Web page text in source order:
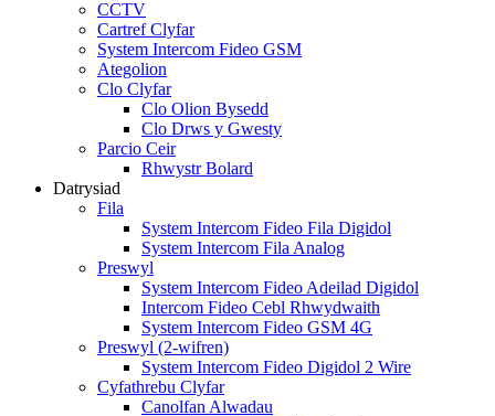
CCTV
Cartref Clyfar
System Intercom Fideo GSM
Ategolion
Clo Clyfar
Clo Olion Bysedd
Clo Drws y Gwesty
Parcio Ceir
Rhwystr Bolard
Datrysiad
Fila
System Intercom Fideo Fila Digidol
System Intercom Fila Analog
Preswyl
System Intercom Fideo Adeilad Digidol
Intercom Fideo Cebl Rhwydwaith
System Intercom Fideo GSM 4G
Preswyl (2-wifren)
System Intercom Fideo Digidol 2 Wire
Cyfathrebu Clyfar
Canolfan Alwadau